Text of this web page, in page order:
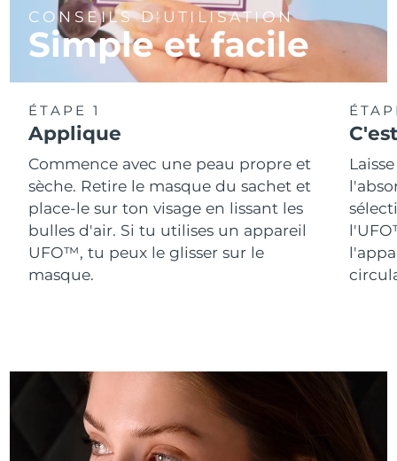
CONSEILS D'UTILISATION
Simple et facile
ÉTAPE 1
Applique
Commence avec une peau propre et
sèche. Retire le masque du sachet et
place-le sur ton visage en lissant les
bulles d'air. Si tu utilises un appareil
UFO™, tu peux le glisser sur le
masque.
Singapour Livraison estimée
Slovaquie Livraison estimée 8/9/26
Afrique du Sud 8/17/26
Corée du Sud Livraison estimée 8/11/26
Espagne Livraison estimée 8/9/26
Suède 8/9/26
Thaïlande Livraison estimée 8/13/26
Livraison estimée 8/10/26